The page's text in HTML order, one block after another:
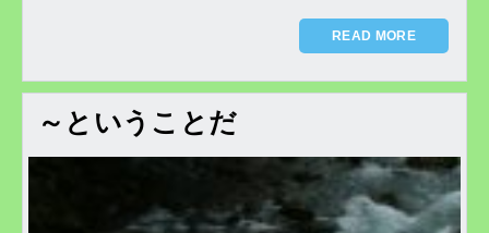
READ MORE
～ということだ